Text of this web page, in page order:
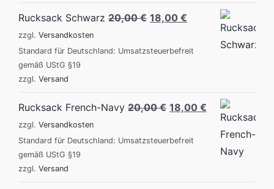
Rucksack Schwarz 20,00€ Original
was:
18,00 €Current
is:
zzgl. Versandkosten
Standard für Deutschland: Umsatzsteuerbefreit
gemäß UStG §19
zzgl. Versand
Rucksack French-Navy 20,00€ Original
was:
18,00 €Current
price
18,00 €.
zzgl. Versandkosten
Standard für Deutschland: Umsatzsteuerbefreit
gemäß UStG §19
zzgl. Versand